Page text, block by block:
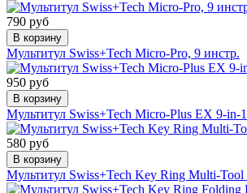
790 руб
В корзину
Мультитул Swiss+Tech Micro-Pro, 9 инстр.
950 руб
В корзину
Мультитул Swiss+Tech Micro-Plus EX 9-in-1
580 руб
В корзину
Мультитул Swiss+Tech Key Ring Multi-Tool